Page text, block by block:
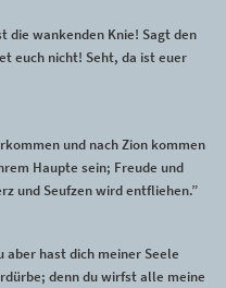
die wankenden Knie! Sagt den
euch nicht! Seht, da ist euer
und nach Zion kommen
Haupte sein; Freude und
und Seufzen wird entfliehen.”
aber hast dich meiner Seele
denn du wirfst alle meine